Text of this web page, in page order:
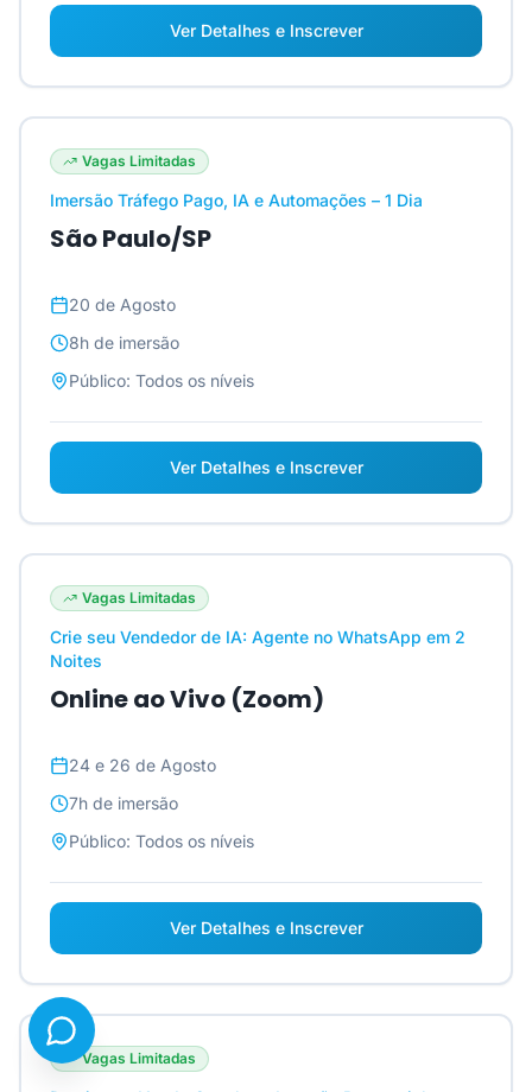
Ver Detalhes e Inscrever
Vagas Limitadas
Imersão Tráfego Pago, IA e Automações – 1 Dia
São Paulo/SP
20 de Agosto
8h de imersão
Público: Todos os níveis
Ver Detalhes e Inscrever
Vagas Limitadas
Crie seu Vendedor de IA: Agente no WhatsApp em 2
Noites
Online ao Vivo (Zoom)
24 e 26 de Agosto
7h de imersão
Público: Todos os níveis
Ver Detalhes e Inscrever
Vagas Limitadas